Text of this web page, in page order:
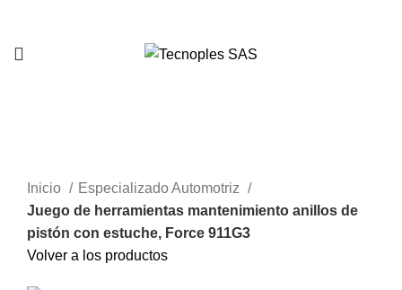
Inicio
Especializado Automotriz
Juego de herramientas mantenimiento anillos de
pistón con estuche, Force 911G3
Volver a los productos